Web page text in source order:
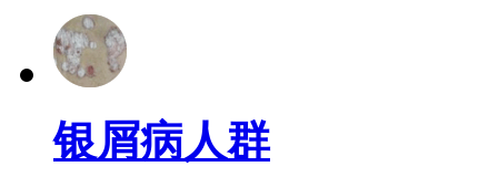
银屑病人群